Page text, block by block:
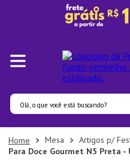
Olá, o que você está buscando?
Mesa Artigos p/
Para Doce Gourmet N5 Preta
Termos mais buscados
1 º
Panelas